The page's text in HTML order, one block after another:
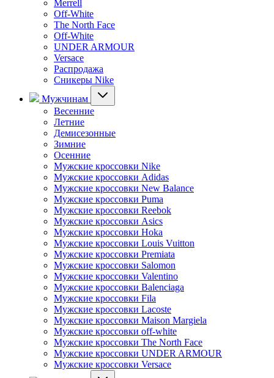
Merrell
Off-White
The North Face
Off-White
UNDER ARMOUR
Versace
Распродажа
Сникеры Nike
Мужчинам
Весенние
Летние
Демисезонные
Зимние
Осенние
Мужские кроссовки Nike
Мужские кроссовки Adidas
Мужские кроссовки New Balance
Мужские кроссовки Puma
Мужские кроссовки Reebok
Мужские кроссовки Asics
Мужские кроссовки Hoka
Мужские кроссовки Louis Vuitton
Мужские кроссовки Premiata
Мужские кроссовки Salomon
Мужские кроссовки Valentino
Мужские кроссовки Balenciaga
Мужские кроссовки Fila
Мужские кроссовки Lacoste
Мужские кроссовки Maison Margiela
Мужские кроссовки off-white
Мужские кроссовки The North Face
Мужские кроссовки UNDER ARMOUR
Мужские кроссовки Versace